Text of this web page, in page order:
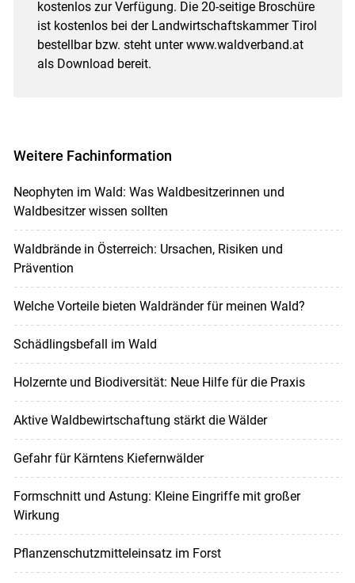
kostenlos zur Verfügung. Die 20-seitige Broschüre
ist kostenlos bei der Landwirtschaftskammer Tirol
bestellbar bzw. steht unter www.waldverband.at
als Download bereit.
Weitere Fachinformation
Neophyten im Wald: Was Waldbesitzerinnen und
Waldbesitzer wissen sollten
Waldbrände in Österreich: Ursachen, Risiken und
Prävention
Welche Vorteile bieten Waldränder für meinen Wald?
Schädlingsbefall im Wald
Holzernte und Biodiversität: Neue Hilfe für die Praxis
Aktive Waldbewirtschaftung stärkt die Wälder
Gefahr für Kärntens Kiefernwälder
Formschnitt und Astung: Kleine Eingriffe mit großer
Wirkung
Pflanzenschutzmitteleinsatz im Forst